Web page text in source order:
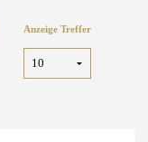
Anzeige Treffer